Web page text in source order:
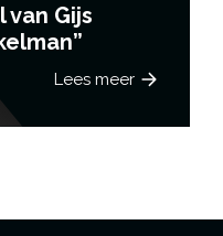
van Gijs
Lees meer